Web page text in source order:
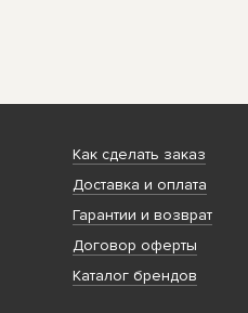
Как сделать заказ
Доставка и оплата
Гарантии и возврат
Договор оферты
Каталог брендов